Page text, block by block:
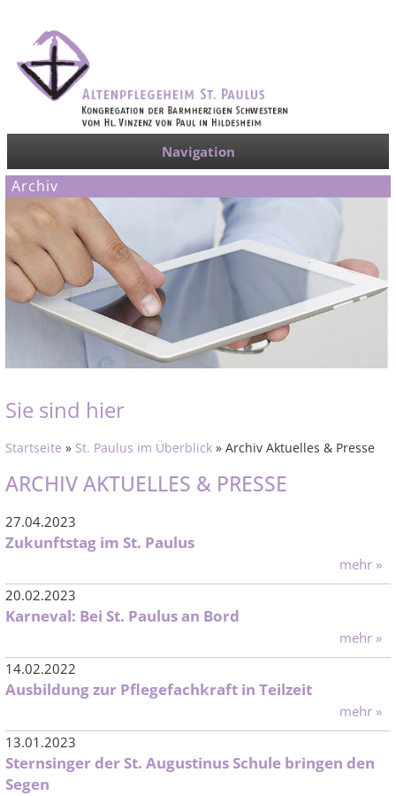
Navigation
Archiv
Sie sind hier
Startseite » St. Paulus im Überblick » Archiv Aktuelles & Presse
ARCHIV AKTUELLES & PRESSE
27.04.2023
Zukunftstag im St. Paulus
mehr »
20.02.2023
Karneval: Bei St. Paulus an Bord
mehr »
14.02.2022
Ausbildung zur Pflegefachkraft in Teilzeit
mehr »
13.01.2023
Sternsinger der St. Augustinus Schule bringen den
Segen